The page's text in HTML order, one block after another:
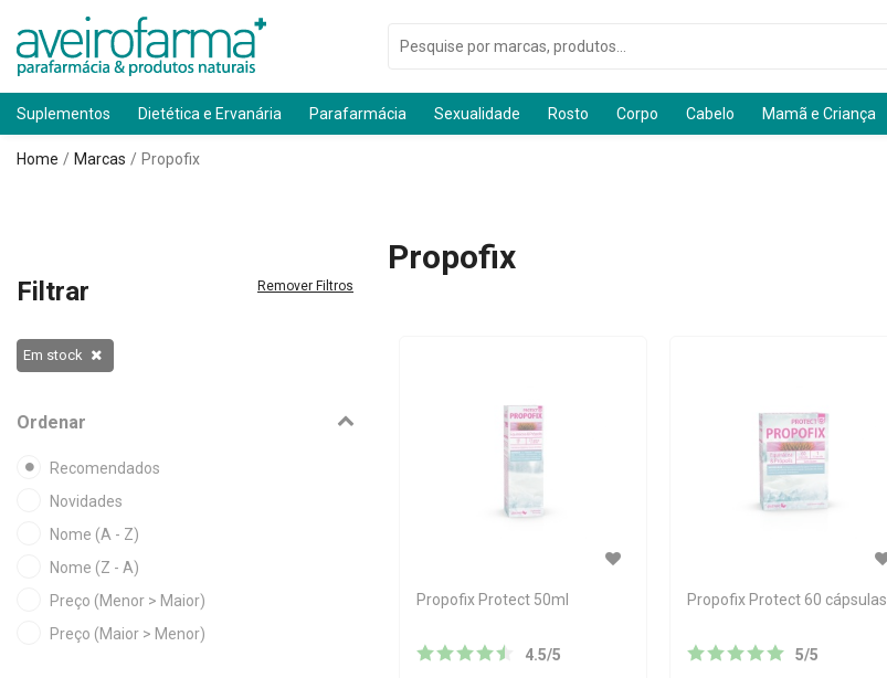
Suplementos Dietética e Ervanária Parafarmácia Sexualidade Rosto Corpo Cabelo Mamã e Criança
Home Marcas Propofix
Filtrar Remover Filtros
Em stock
Ordenar
Recomendados
Novidades
Nome (A - Z)
Nome (Z - A)
Preço (Menor > Maior)
Preço (Maior > Menor)
Propofix
Propofix Protect 50ml
4.5/5
Propofix Protect 60 cápsulas
5/5